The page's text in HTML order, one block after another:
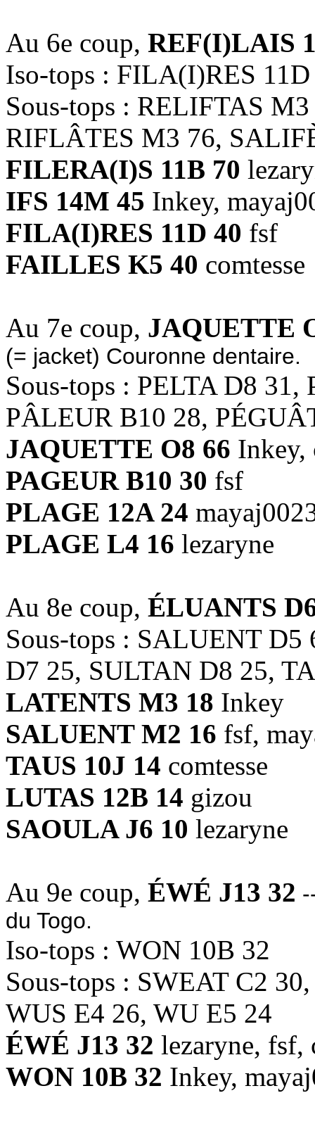
Au 6e coup, REF(I)LAIS
Iso-tops : FILA(I)RES
Sous-tops : RELIFTAS
RIFLÂTES M3 76,
FILERA(I)S 11B 70
IFS 14M 45 Inkey,
FILA(I)RES 11D 40 fsf
FAILLES K5 40 comtesse
Au 7e coup, JAQUETTE
(= jacket) Couronne dentaire.
Sous-tops : PELTA D8
PÂLEUR B10 28,
JAQUETTE O8 66 Inkey,
PAGEUR B10 30 fsf
PLAGE 12A 24
PLAGE L4 16 lezaryne
Au 8e coup, ÉLUANTS
Sous-tops : SALUENT
D7 25, SULTAN D8 25,
LATENTS M3 18 Inkey
SALUENT M2 16 fsf,
TAUS 10J 14 comtesse
LUTAS 12B 14 gizou
SAOULA J6 10 lezaryne
Au 9e coup, ÉWÉ J13 32
du Togo.
Iso-tops : WON 10B 32
Sous-tops : SWEAT C2
WUS E4 26, WU E5 24
ÉWÉ J13 32 lezaryne, fsf,
WON 10B 32 Inkey,